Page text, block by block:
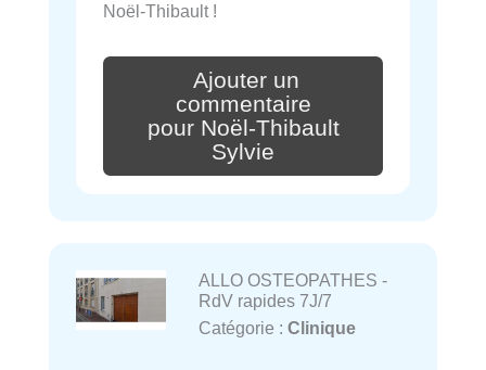
Noël-Thibault !
Ajouter un
commentaire
pour Noël-Thibault
Sylvie
ALLO OSTEOPATHES -
RdV rapides 7J/7
Catégorie : Clinique